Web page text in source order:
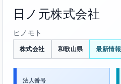
日ノ元株式会社
ヒノモト
株式会社 和歌山県 最新情報
法人番号